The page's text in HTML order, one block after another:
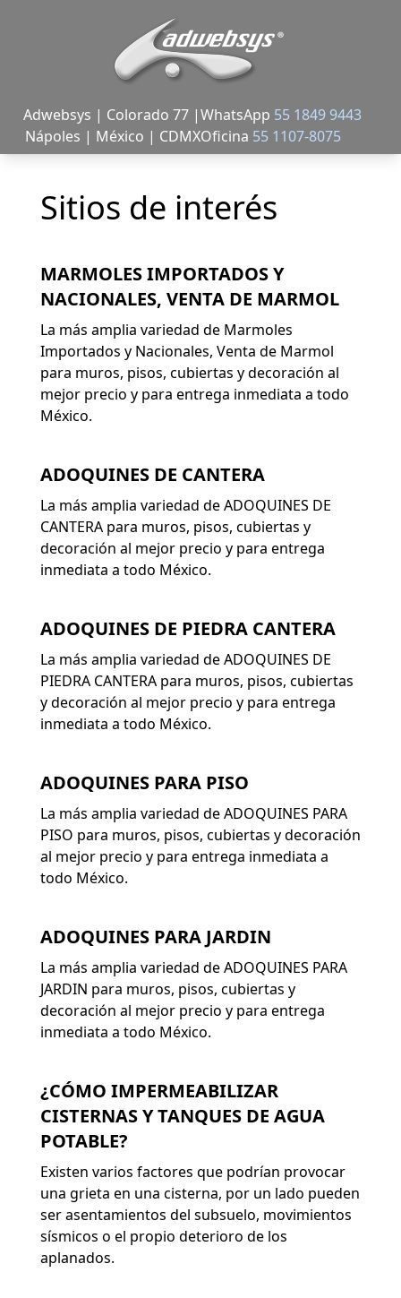
Adwebsys | Colorado 77 |
Nápoles | México | CDMX
WhatsApp 55 1849 9443
Oficina 55 1107-8075
Sitios de interés
MARMOLES IMPORTADOS Y
NACIONALES, VENTA DE MARMOL
La más amplia variedad de Marmoles
Importados y Nacionales, Venta de Marmol
para muros, pisos, cubiertas y decoración al
mejor precio y para entrega inmediata a todo
México.
ADOQUINES DE CANTERA
La más amplia variedad de ADOQUINES DE
CANTERA para muros, pisos, cubiertas y
decoración al mejor precio y para entrega
inmediata a todo México.
ADOQUINES DE PIEDRA CANTERA
La más amplia variedad de ADOQUINES DE
PIEDRA CANTERA para muros, pisos, cubiertas
y decoración al mejor precio y para entrega
inmediata a todo México.
ADOQUINES PARA PISO
La más amplia variedad de ADOQUINES PARA
PISO para muros, pisos, cubiertas y decoración
al mejor precio y para entrega inmediata a
todo México.
ADOQUINES PARA JARDIN
La más amplia variedad de ADOQUINES PARA
JARDIN para muros, pisos, cubiertas y
decoración al mejor precio y para entrega
inmediata a todo México.
¿CÓMO IMPERMEABILIZAR
CISTERNAS Y TANQUES DE AGUA
POTABLE?
Existen varios factores que podrían provocar
una grieta en una cisterna, por un lado pueden
ser asentamientos del subsuelo, movimientos
sísmicos o el propio deterioro de los
aplanados.